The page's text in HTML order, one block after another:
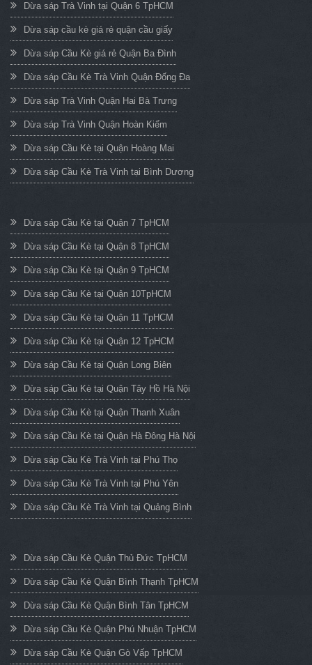
Dừa sáp Trà Vinh tại Quận 6 TpHCM
Dừa sáp cầu kè giá rẻ quận cầu giấy
Dừa sáp Cầu Kè giá rẻ Quận Ba Đình
Dừa sáp Cầu Kè Trà Vinh Quận Đống Đa
Dừa sáp Trà Vinh Quận Hai Bà Trưng
Dừa sáp Trà Vinh Quận Hoàn Kiếm
Dừa sáp Cầu Kè tại Quận Hoàng Mai
Dừa sáp Cầu Kè Trà Vinh tại Bình Dương
Dừa sáp Cầu Kè tại Quận 7 TpHCM
Dừa sáp Cầu Kè tại Quận 8 TpHCM
Dừa sáp Cầu Kè tại Quận 9 TpHCM
Dừa sáp Cầu Kè tại Quận 10TpHCM
Dừa sáp Cầu Kè tại Quận 11 TpHCM
Dừa sáp Cầu Kè tại Quận 12 TpHCM
Dừa sáp Cầu Kè tại Quận Long Biên
Dừa sáp Cầu Kè tại Quận Tây Hồ Hà Nội
Dừa sáp Cầu Kè tại Quận Thanh Xuân
Dừa sáp Cầu Kè tại Quận Hà Đông Hà Nội
Dừa sáp Cầu Kè Trà Vinh tại Phú Thọ
Dừa sáp Cầu Kè Trà Vinh tại Phú Yên
Dừa sáp Cầu Kè Trà Vinh tại Quảng Bình
Dừa sáp Cầu Kè Quận Thủ Đức TpHCM
Dừa sáp Cầu Kè Quận Bình Thạnh TpHCM
Dừa sáp Cầu Kè Quận Bình Tân TpHCM
Dừa sáp Cầu Kè Quận Phú Nhuận TpHCM
Dừa sáp Cầu Kè Quận Gò Vấp TpHCM